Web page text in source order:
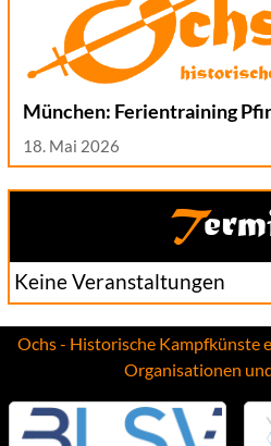
München: Ferientraining
18. Mai 2026
Keine Veranstaltungen
Ochs - Historische Kampfkünste
Organisationen